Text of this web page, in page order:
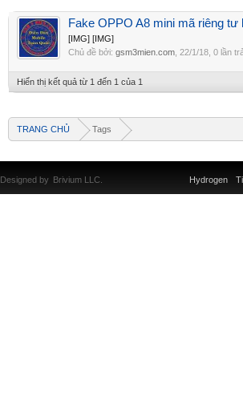
Fake OPPO A8 mini mã riêng tư
[IMG] [IMG]
Chủ đề bởi: gsm3mien.com 22/1/18 , 0 lần
Hiển thị kết quả từ 1 đến 1 của 1
TRANG CHỦ Tags
Hydrogen
Designed by Brivium LLC.